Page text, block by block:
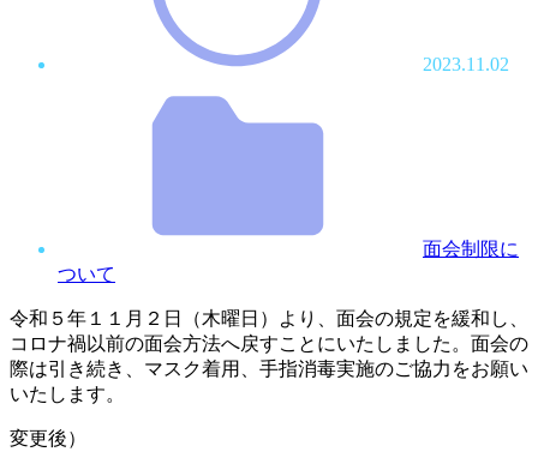
2023.11.02
面会制限に
ついて
令和５年１１月２日（木曜日）より、面会の規定を緩和し、
コロナ禍以前の面会方法へ戻すことにいたしました。面会の
際は引き続き、マスク着用、手指消毒実施のご協力をお願い
いたします。
変更後）